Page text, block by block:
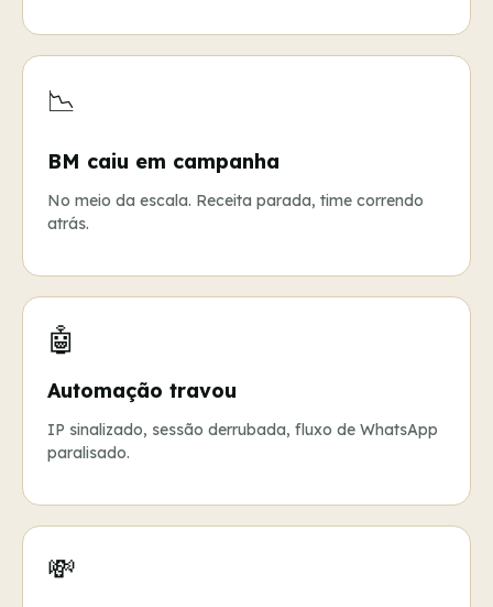
📉
BM caiu em campanha
No meio da escala. Receita parada, time correndo
atrás.
🤖
Automação travou
IP sinalizado, sessão derrubada, fluxo de WhatsApp
paralisado.
💸